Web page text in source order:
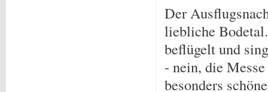
Der
liebliche
beflügelt und
- nein, die
besonders